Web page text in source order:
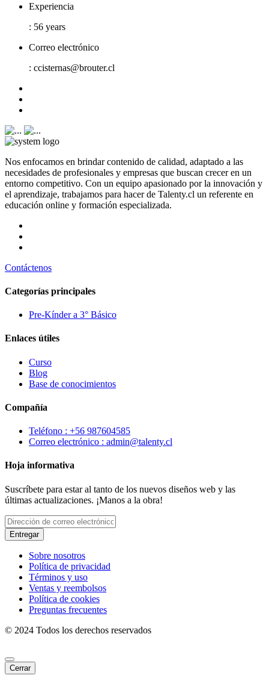
Experiencia
: 56 years
Correo electrónico
: ccisternas@brouter.cl
Nos enfocamos en brindar contenido de calidad, adaptado a las
necesidades de profesionales y empresas que buscan crecer en un
entorno competitivo. Con un equipo apasionado por la innovación y
el aprendizaje, trabajamos para hacer de Talenty.cl un referente en
educación online y formación especializada.
Contáctenos
Categorías principales
Pre-Kínder a 3° Básico
Enlaces útiles
Curso
Blog
Base de conocimientos
Compañía
Teléfono : +56 987604585
Correo electrónico : admin@talenty.cl
Hoja informativa
Suscríbete para estar al tanto de los nuevos diseños web y las
últimas actualizaciones. ¡Manos a la obra!
Entregar
Sobre nosotros
Política de privacidad
Términos y uso
Ventas y reembolsos
Política de cookies
Preguntas frecuentes
© 2024 Todos los derechos reservados
Cerrar